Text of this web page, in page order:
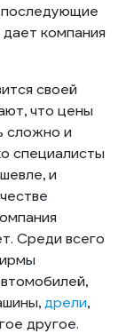
последующие
компания
своей
что цены
сложно и
специалисты
и
Среди всего
дрели,
другое.